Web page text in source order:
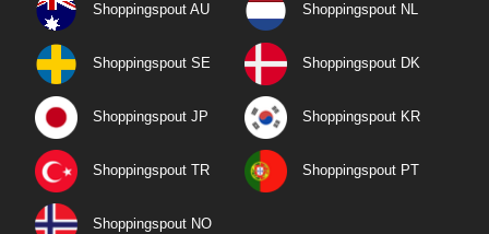
Shoppingspout AU Shoppingspout NL
Shoppingspout SE Shoppingspout DK
Shoppingspout JP Shoppingspout KR
Shoppingspout TR Shoppingspout PT
Shoppingspout NO